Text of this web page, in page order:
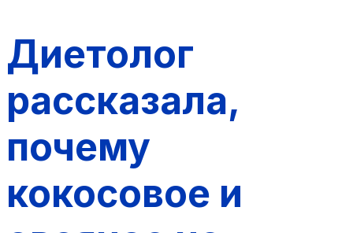
Диетолог
рассказала,
почему
кокосовое и